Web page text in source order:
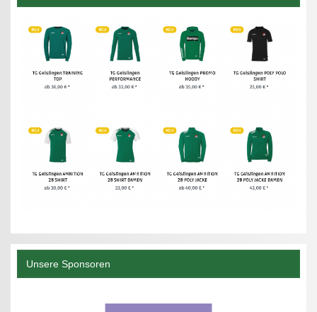
Unsere Sponsoren